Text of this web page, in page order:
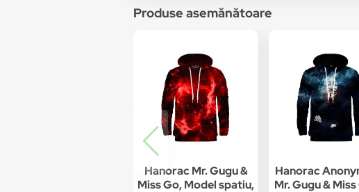
Produse asemănătoare
Hanorac Mr. Gugu &
Miss Go, Model spatiu,
Hanorac
Mr. Gugu & Miss